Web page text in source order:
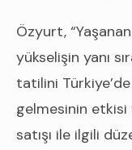
Özyurt,
yükselişin yanı
tatilini
gelmesinin etkisi
satışı ile ilgili